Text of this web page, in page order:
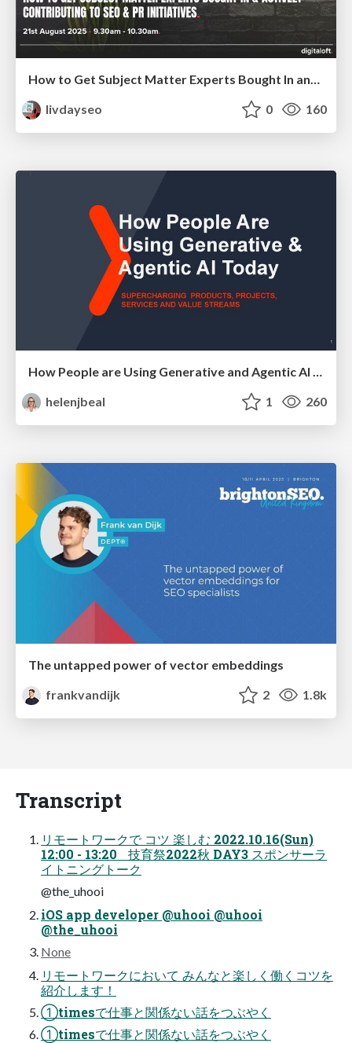
How to Get Subject Matter Experts Bought In and Actively Contributing to SEO & PR Initiatives.
livdayseo
0 160
How People are Using Generative and Agentic AI to Supercharge Their Products, Projects, Services and Value Streams Today
helenjbeal
1 260
The untapped power of vector embeddings
frankvandijk
2 1.8k
Transcript
リモートワークで コツ 楽しむ 2022.10.16(Sun)
12:00 - 13:20 技育祭2022秋 DAY3 スポンサーラ
イトニングトーク
@the_uhooi
iOS app developer @uhooi @uhooi
@the_uhooi
None
リモートワークにおいて みんなと楽しく働くコツを
紹介します！
①timesで仕事と関係ない話をつぶやく
①timesで仕事と関係ない話をつぶやく